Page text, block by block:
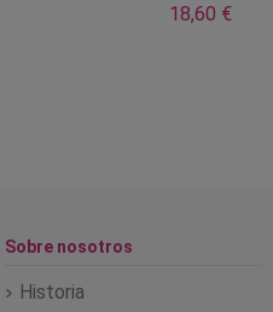
18,60 €
Sobre nosotros
Historia